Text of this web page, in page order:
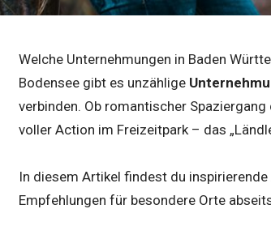
Welche Unternehmungen in Baden
Bodensee gibt es unzählige
verbinden. Ob romantischer
voller Action im Freizeitpark – das
In diesem Artikel findest du inspirierende
Empfehlungen für besondere Orte